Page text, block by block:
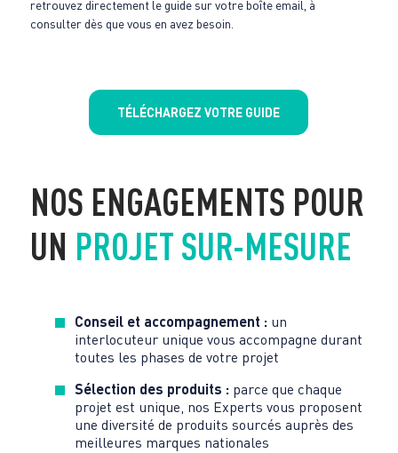
retrouvez directement le guide sur votre boîte email, à
consulter dès que vous en avez besoin.
TÉLÉCHARGEZ VOTRE GUIDE
NOS ENGAGEMENTS POUR
UN PROJET SUR-MESURE
Conseil et accompagnement : un
interlocuteur unique vous accompagne durant
toutes les phases de votre projet
Sélection des produits : parce que chaque
projet est unique, nos Experts vous proposent
une diversité de produits sourcés auprès des
meilleures marques nationales